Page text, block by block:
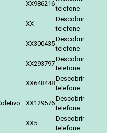
XX986216
telefone
XX
Descobrir
telefone
XX300435
Descobrir
telefone
XX293797
Descobrir
telefone
XX648448
Descobrir
telefone
XX129576
Descobrir
telefone
XX5
Descobrir
telefone